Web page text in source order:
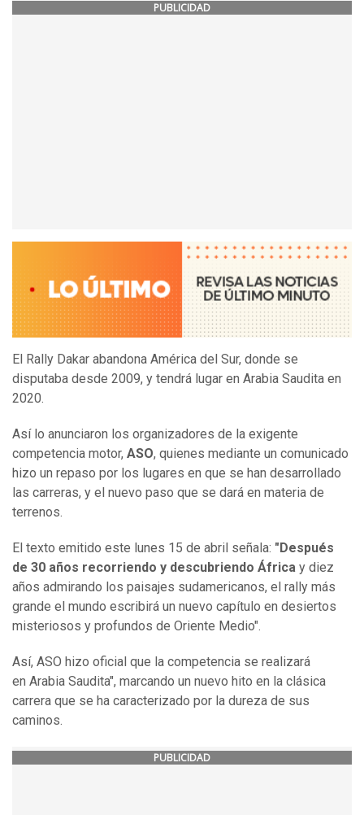
PUBLICIDAD
El Rally Dakar abandona América del Sur, donde se
disputaba desde 2009, y tendrá lugar en Arabia Saudita en
2020.
Así lo anunciaron los organizadores de la exigente
competencia motor, ASO, quienes mediante un comunicado
hizo un repaso por los lugares en que se han desarrollado
las carreras, y el nuevo paso que se dará en materia de
terrenos.
El texto emitido este lunes 15 de abril señala: "Después
de 30 años recorriendo y descubriendo África y diez
años admirando los paisajes sudamericanos, el rally más
grande el mundo escribirá un nuevo capítulo en desiertos
misteriosos y profundos de Oriente Medio".
Así, ASO hizo oficial que la competencia se realizará
en Arabia Saudita", marcando un nuevo hito en la clásica
carrera que se ha caracterizado por la dureza de sus
caminos.
PUBLICIDAD